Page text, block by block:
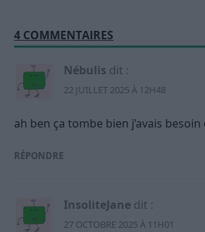
4 COMMENTAIRES
Nébulis dit :
22 JUILLET 2025 À 12H48
ah ben ça tombe bien j’avais besoin
RÉPONDRE
InsoliteJane dit :
27 OCTOBRE 2025 À 11H01